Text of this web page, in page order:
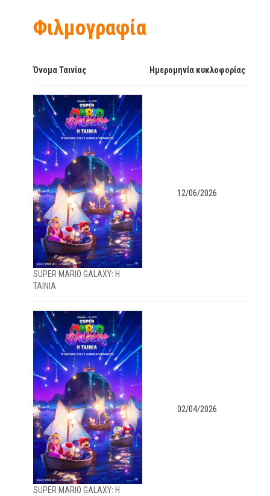
Φιλμογραφία
Όνομα Ταινίας Ημερομηνία κυκλοφορίας
SUPER MARIO GALAXY: Η
ΤΑΙΝΙΑ
12/06/2026
SUPER MARIO GALAXY: Η
02/04/2026